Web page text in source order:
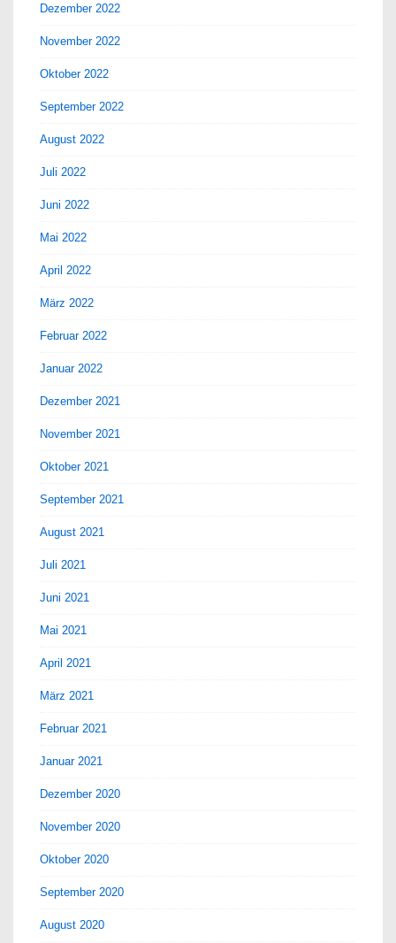
Dezember 2022
November 2022
Oktober 2022
September 2022
August 2022
Juli 2022
Juni 2022
Mai 2022
April 2022
März 2022
Februar 2022
Januar 2022
Dezember 2021
November 2021
Oktober 2021
September 2021
August 2021
Juli 2021
Juni 2021
Mai 2021
April 2021
März 2021
Februar 2021
Januar 2021
Dezember 2020
November 2020
Oktober 2020
September 2020
August 2020